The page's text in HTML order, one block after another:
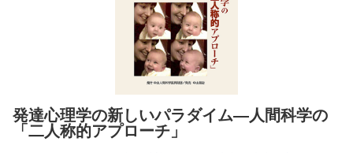
発達心理学の新しいパラダイム―人間科学の
「二人称的アプローチ」